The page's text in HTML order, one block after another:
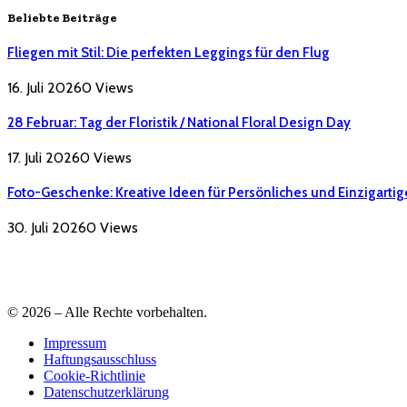
Beliebte Beiträge
Fliegen mit Stil: Die perfekten Leggings für den Flug
16. Juli 20260 Views
28 Februar: Tag der Floristik / National Floral Design Day
17. Juli 20260 Views
Foto-Geschenke: Kreative Ideen für Persönliches und
30. Juli 20260 Views
© 2026 – Alle Rechte vorbehalten.
Impressum
Haftungsausschluss
Cookie-Richtlinie
Datenschutzerklärung